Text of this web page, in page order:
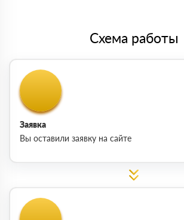
Схема работы
Заявка
Вы оставили заявку на сайте